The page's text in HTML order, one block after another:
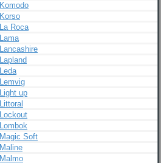
Komodo
Korso
La Roca
Lama
Lancashire
Lapland
Leda
Lemvig
Light up
Littoral
Lockout
Lombok
Magic Soft
Maline
Malmo